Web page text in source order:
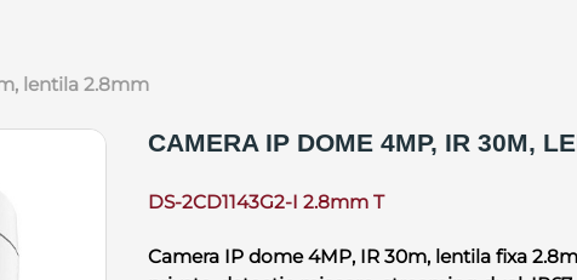
lentila 2.8mm
CAMERA IP DOME 4MP, IR 30M,
DS-2CD1143G2-I 2.8mm T
Camera IP dome 4MP, IR 30m, lentila fixa